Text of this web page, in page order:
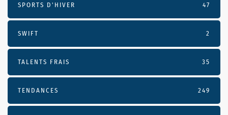
SPORTS D'HIVER 47
SWIFT 2
TALENTS FRAIS 35
TENDANCES 249